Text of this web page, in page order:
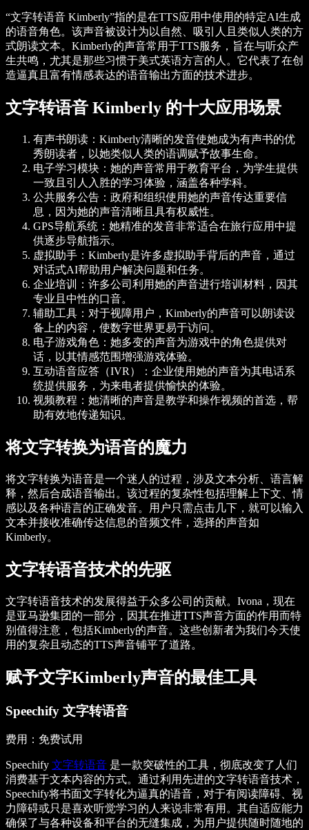
“文字转语音 Kimberly”指的是在TTS应用中使用的特定AI生成
的语音角色。该声音被设计为以自然、吸引人且类似人类的方
式朗读文本。Kimberly的声音常用于TTS服务，旨在与听众产
生共鸣，尤其是那些习惯于美式英语方言的人。它代表了在创
造逼真且富有情感表达的语音输出方面的技术进步。
文字转语音 Kimberly 的十大应用场景
有声书朗读 ：Kimberly清晰的发音使她成为有声书的优
秀朗读者，以她类似人类的语调赋予故事生命。
电子学习模块 ：她的声音常用于教育平台，为学生提供
一致且引人入胜的学习体验，涵盖各种学科。
公共服务公告 ：政府和组织使用她的声音传达重要信
息，因为她的声音清晰且具有权威性。
GPS导航系统 ：她精准的发音非常适合在旅行应用中提
供逐步导航指示。
虚拟助手 ：Kimberly是许多虚拟助手背后的声音，通过
对话式AI帮助用户解决问题和任务。
企业培训
：许多公司利用她的声音进行培训材料，因其
专业且中性的口音。
辅助工具 ：对于视障用户，Kimberly的声音可以朗读设
备上的内容，使数字世界更易于访问。
电子游戏角色 ：她多变的声音为游戏中的角色提供对
话，以其情感范围增强游戏体验。
互动语音应答（IVR）
：企业使用她的声音为其电话系
统提供服务，为来电者提供愉快的体验。
视频教程 ：她清晰的声音是教学和操作视频的首选，帮
助有效地传递知识。
将文字转换为语音的魔力
将文字转换为语音是一个迷人的过程，涉及文本分析、语言解
释，然后合成语音输出。该过程的复杂性包括理解上下文、情
感以及各种语言的正确发音。用户只需点击几下，就可以输入
文本并接收准确传达信息的音频文件，选择的声音如
Kimberly。
文字转语音技术的先驱
文字转语音技术的发展得益于众多公司的贡献。Ivona，现在
是亚马逊集团的一部分，因其在推进TTS声音方面的作用而特
别值得注意，包括Kimberly的声音。这些创新者为我们今天使
用的复杂且动态的TTS声音铺平了道路。
赋予文字Kimberly声音的最佳工具
Speechify 文字转语音
费用 ：免费试用
Speechify 文字转语音 是一款突破性的工具，彻底改变了人们
消费基于文本内容的方式。通过利用先进的文字转语音技术，
Speechify将书面文字转化为逼真的语音，对于有阅读障碍、视
力障碍或只是喜欢听觉学习的人来说非常有用。其自适应能力
确保了与各种设备和平台的无缝集成，为用户提供随时随地的